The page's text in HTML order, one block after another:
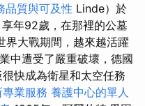
品質與可及性 Linde）於
年92歲，在那裡的公墓
界大戰期間，越來越活躍
中遭受了嚴重破壞，德國
快成為衛星和太空任務
業服務 養護中心的單人